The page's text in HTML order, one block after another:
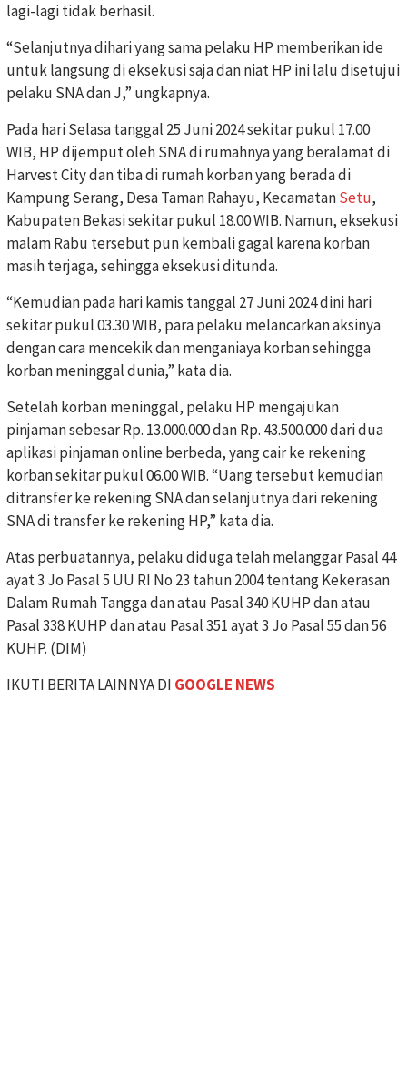
lagi-lagi tidak berhasil.
“Selanjutnya dihari yang sama pelaku HP memberikan ide
untuk langsung di eksekusi saja dan niat HP ini lalu disetujui
pelaku SNA dan J,” ungkapnya.
Pada hari Selasa tanggal 25 Juni 2024 sekitar pukul 17.00
WIB, HP dijemput oleh SNA di rumahnya yang beralamat di
Harvest City dan tiba di rumah korban yang berada di
Kampung Serang, Desa Taman Rahayu, KecamatanSetu,
Kabupaten Bekasi sekitar pukul 18.00 WIB. Namun, eksekusi
malam Rabu tersebut pun kembali gagal karena korban
masih terjaga, sehingga eksekusi ditunda.
“Kemudian pada hari kamis tanggal 27 Juni 2024 dini hari
sekitar pukul 03.30 WIB, para pelaku melancarkan aksinya
dengan cara mencekik dan menganiaya korban sehingga
korban meninggal dunia,” kata dia.
Setelah korban meninggal, pelaku HP mengajukan
pinjaman sebesar Rp. 13.000.000 dan Rp. 43.500.000 dari dua
aplikasi pinjaman online berbeda, yang cair ke rekening
korban sekitar pukul 06.00 WIB. “Uang tersebut kemudian
ditransfer ke rekening SNA dan selanjutnya dari rekening
SNA di transfer ke rekening HP,” kata dia.
Atas perbuatannya, pelaku diduga telah melanggar Pasal 44
ayat 3 Jo Pasal 5 UU RI No 23 tahun 2004 tentang Kekerasan
Dalam Rumah Tangga dan atau Pasal 340 KUHP dan atau
Pasal 338 KUHP dan atau Pasal 351 ayat 3 Jo Pasal 55 dan 56
KUHP. (DIM)
IKUTI BERITA LAINNYA DI GOOGLE NEWS